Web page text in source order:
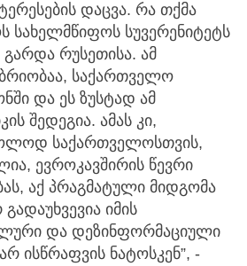
დაცვა. რა თქმა
სახელმწიფოს სუვერენიტეტს
გარდა რუსეთისა. ამ
საქართველო
და ეს ზუსტად ამ
შედეგია. ამას კი,
საქართველოსთვის,
ევროკავშირის წევრი
აქ პრაგმატული მიდგომა
იმის
და დეზინფორმაციული
ისწრაფვის ნატოსკენ”, -